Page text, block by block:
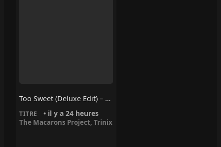
Too Sweet (Deluxe Edit) – Trinix, The Macarons Project
TITRE • il y a 24 heures
The Macarons Project, Trinix